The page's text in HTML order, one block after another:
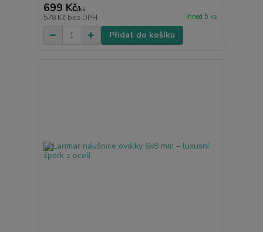
699 Kč/ks
578 Kč bez DPH ihned 5 ks
Přidat do košíku